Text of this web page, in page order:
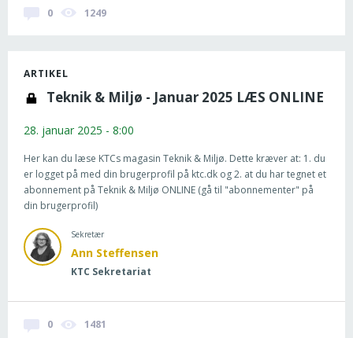
0 1249
ARTIKEL
Teknik & Miljø - Januar 2025 LÆS ONLINE
28. januar 2025 - 8:00
Her kan du læse KTCs magasin Teknik & Miljø. Dette kræver at: 1. du
er logget på med din brugerprofil på ktc.dk og 2. at du har tegnet et
abonnement på Teknik & Miljø ONLINE (gå til "abonnementer" på
din brugerprofil)
Sekretær
Ann Steffensen
KTC Sekretariat
0 1481